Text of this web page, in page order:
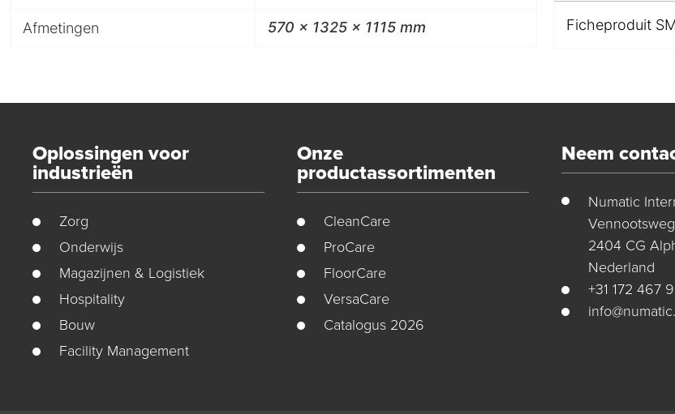
Afmetingen 570 x 1325 x 1115 mm Ficheproduit
Oplossingen voor
industrieën
Zorg
Onderwijs
Magazijnen & Logistiek
Hospitality
Bouw
Facility Management
Onze
productassortimenten
CleanCare
ProCare
FloorCare
VersaCare
Catalogus 2026
Neem
Numatic
2404 CG
Nederland
+31 172 467